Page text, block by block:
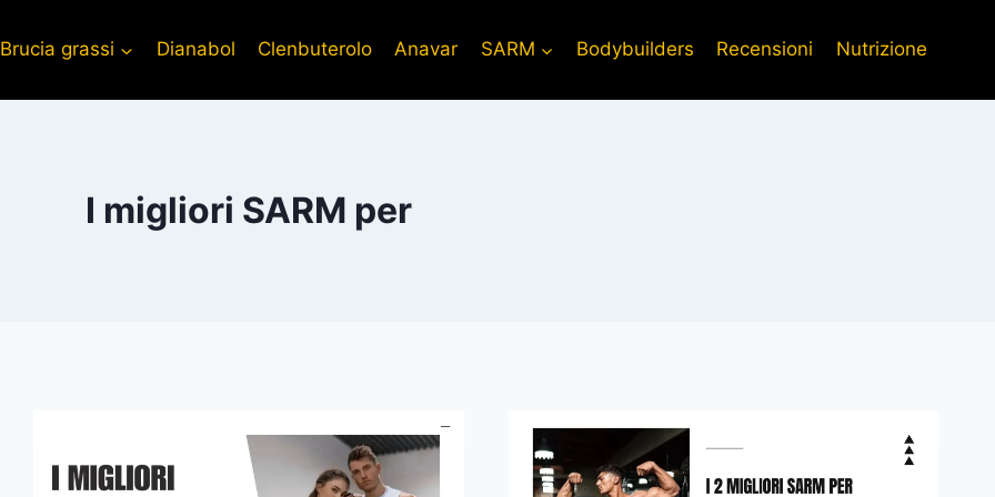
Brucia grassi Dianabol Clenbuterolo Anavar SARM Bodybuilders Recensioni Nutrizione
I migliori SARM per